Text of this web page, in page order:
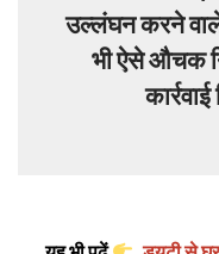
उल्लंघन करने
भी ऐसे औचक